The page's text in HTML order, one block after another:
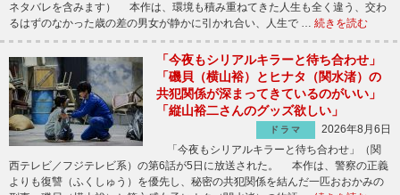
ネタバレを含みます） 本作は、環境も積み重ねてきた人生も全く違う、交わ
るはずのなかった歳の差の男女が静かに引かれ合い、人生で … 続きを読む
「今夜もシリアルキラーと待ち合わせ」
「磯貝（横山裕）とヒナタ（関水渚）の
共犯関係が深まってきているのがいい」
「縦山裕二さんのグッズ欲しい」
ドラマ
2026年8月6日
「今夜もシリアルキラーと待ち合わせ」（関
西テレビ／フジテレビ系）の第6話が5日に放送された。 本作は、警察の正義
よりも復讐（ふくしゅう）を優先し、秘密の共犯関係を結んだ一匹おおかみの